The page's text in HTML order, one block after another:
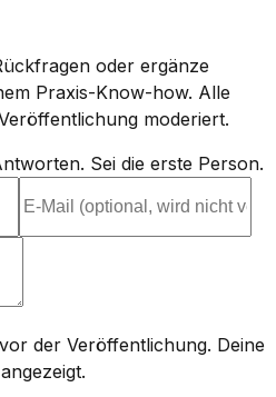
oder ergänze
Praxis-Know-how. Alle
moderiert.
Sei die erste Person.
der Veröffentlichung. Deine